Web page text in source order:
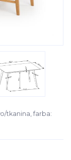
tkanina, farba: